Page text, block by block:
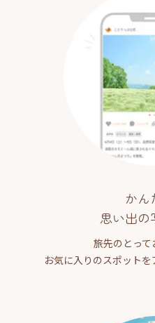
かん
思い出の
旅先のとって
お気に入りのスポット